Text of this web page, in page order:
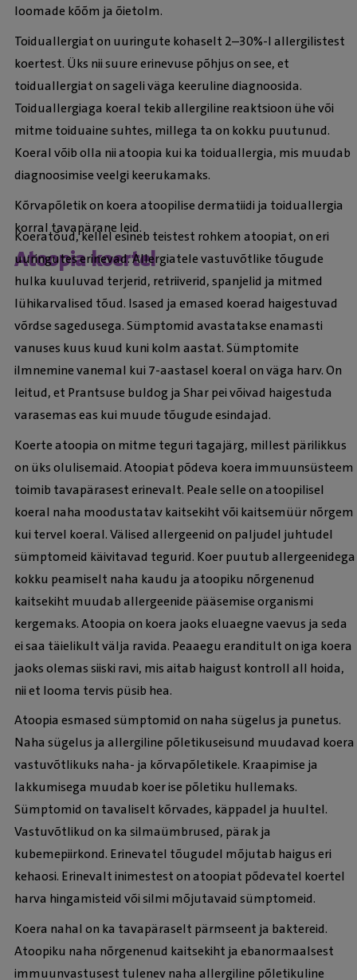
loomade kõõm ja õietolm.
Toiduallergiat on uuringute kohaselt 2–30%-l allergilistest
koertest. Üks nii suure erinevuse põhjus on see, et
toiduallergiat on sageli väga keeruline diagnoosida.
Toiduallergiaga koeral tekib allergiline reaktsioon ühe või
mitme toiduaine suhtes, millega ta on kokku puutunud.
Koeral võib olla nii atoopia kui ka toiduallergia, mis muudab
diagnoosimise veelgi keerukamaks.
Kõrvapõletik on koera atoopilise dermatiidi ja toiduallergia
korral tavapärane leid.
Atoopia koertel
Koeratõud, kellel esineb teistest rohkem atoopiat, on eri
uuringutes erinevad. Allergiatele vastuvõtlike tõugude
hulka kuuluvad terjerid, retriiverid, spanjelid ja mitmed
lühikarvalised tõud. Isased ja emased koerad haigestuvad
võrdse sagedusega. Sümptomid avastatakse enamasti
vanuses kuus kuud kuni kolm aastat. Sümptomite
ilmnemine vanemal kui 7-aastasel koeral on väga harv. On
leitud, et Prantsuse buldog ja Shar pei võivad haigestuda
varasemas eas kui muude tõugude esindajad.
Koerte atoopia on mitme teguri tagajärg, millest pärilikkus
on üks olulisemaid. Atoopiat põdeva koera immuunsüsteem
toimib tavapärasest erinevalt. Peale selle on atoopilisel
koeral naha moodustatav kaitsekiht või kaitsemüür nõrgem
kui tervel koeral. Välised allergeenid on paljudel juhtudel
sümptomeid käivitavad tegurid. Koer puutub allergeenidega
kokku peamiselt naha kaudu ja atoopiku nõrgenenud
kaitsekiht muudab allergeenide pääsemise organismi
kergemaks. Atoopia on koera jaoks eluaegne vaevus ja seda
ei saa täielikult välja ravida. Peaaegu eranditult on iga koera
jaoks olemas siiski ravi, mis aitab haigust kontroll all hoida,
nii et looma tervis püsib hea.
Atoopia esmased sümptomid on naha sügelus ja punetus.
Naha sügelus ja allergiline põletikuseisund muudavad koera
vastuvõtlikuks naha- ja kõrvapõletikele. Kraapimise ja
lakkumisega muudab koer ise põletiku hullemaks.
Sümptomid on tavaliselt kõrvades, käppadel ja huultel.
Vastuvõtlikud on ka silmaümbrused, pärak ja
kubemepiirkond. Erinevatel tõugudel mõjutab haigus eri
kehaosi. Erinevalt inimestest on atoopiat põdevatel koertel
harva hingamisteid või silmi mõjutavaid sümptomeid.
Koera nahal on ka tavapäraselt pärmseent ja baktereid.
Atoopiku naha nõrgenenud kaitsekiht ja ebanormaalsest
immuunvastusest tulenev naha allergiline põletikuline